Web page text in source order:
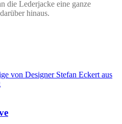
die Lederjacke eine ganze
hinaus.